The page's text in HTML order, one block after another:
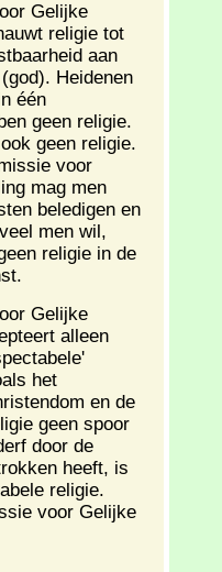
Gelijke
religie tot
aan
Heidenen
één
geen religie.
geen religie.
voor
mag men
beledigen en
men wil,
religie in de
Gelijke
alleen
het
en de
geen spoor
door de
heeft, is
religie.
voor Gelijke